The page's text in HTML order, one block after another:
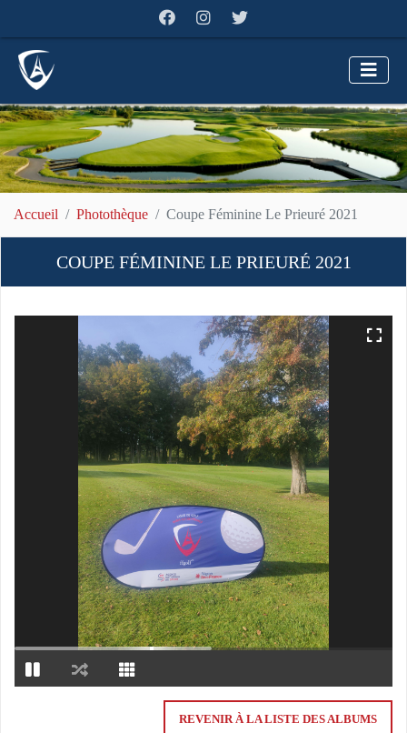
Accueil Photothèque Coupe Féminine Le Prieuré 2021
COUPE FÉMININE LE PRIEURÉ 2021
REVENIR À LA LISTE DES ALBUMS